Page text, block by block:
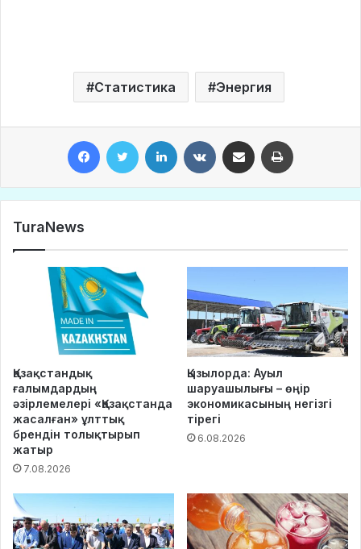
Статистика Энергия
TuraNews
Қазақстандық
ғалымдардың
әзірлемелері «Қазақстанда
жасалған» ұлттық
брендін толықтырып
жатыр
7.08.2026
Қызылорда: Ауыл
шаруашылығы – өңір
экономикасының негізгі
тірегі
6.08.2026